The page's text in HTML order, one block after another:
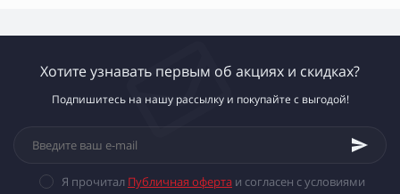
Хотите узнавать первым об акциях и скидках?
Подпишитесь на нашу рассылку и покупайте с выгодой!
Я прочитал Публичная оферта и согласен с условиями